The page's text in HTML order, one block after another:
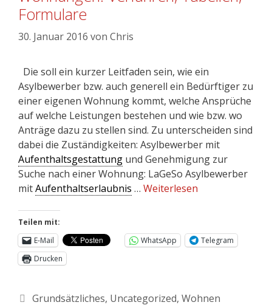
Formulare
30. Januar 2016 von Chris
Die soll ein kurzer Leitfaden sein, wie ein
Asylbewerber bzw. auch generell ein Bedürftiger zu
einer eigenen Wohnung kommt, welche Ansprüche
auf welche Leistungen bestehen und wie bzw. wo
Anträge dazu zu stellen sind. Zu unterscheiden sind
dabei die Zuständigkeiten: Asylbewerber mit
Aufenthaltsgestattung und Genehmigung zur
Suche nach einer Wohnung: LaGeSo Asylbewerber
mitAufenthaltserlaubnis … Weiterlesen
Teilen mit:
E-Mail
WhatsApp
Telegram
Drucken
Grundsätzliches, Uncategorized, Wohnen